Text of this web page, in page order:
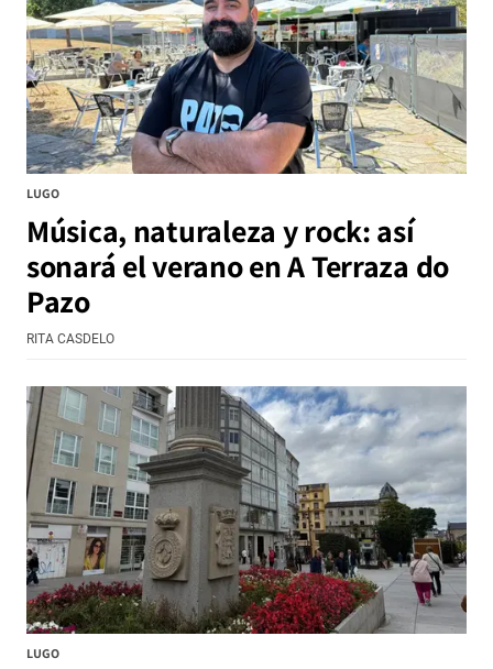
LUGO
Música, naturaleza y rock: así
sonará el verano en A Terraza do
Pazo
RITA CASDELO
LUGO